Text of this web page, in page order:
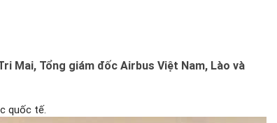
Mai, Tổng giám đốc Airbus Việt Nam, Lào và
quốc tế.